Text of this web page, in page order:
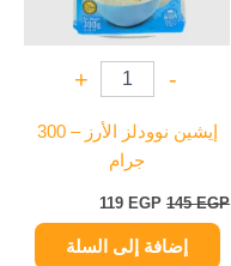
-
+
إيشين نوودلز الأرز – 300
جرام
145EGP
119 EGP
إضافة إلى السلة